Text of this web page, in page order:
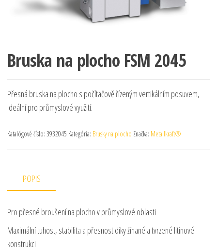
Bruska na plocho FSM 2045
Přesná bruska na plocho s počítačově řízeným vertikálním posuvem,
ideální pro průmyslové využití.
Katalógové číslo: 3932045 Kategória: Brusky na plocho Značka: Metallkraft®
POPIS
Pro přesné broušení na plocho v průmyslové oblasti
Maximální tuhost, stabilita a přesnost díky žíhané a tvrzené litinové
konstrukci